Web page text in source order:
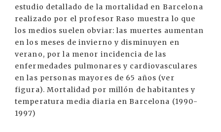
estudio detallado de la mortalidad en Barcelona
realizado por el profesor Raso muestra lo que
los medios suelen obviar: las muertes aumentan
en los meses de invierno y disminuyen en
verano, por la menor incidencia de las
enfermedades pulmonares y cardiovasculares
en las personas mayores de 65 años (ver
figura). Mortalidad por millón de habitantes y
temperatura media diaria en Barcelona (1990-
1997)